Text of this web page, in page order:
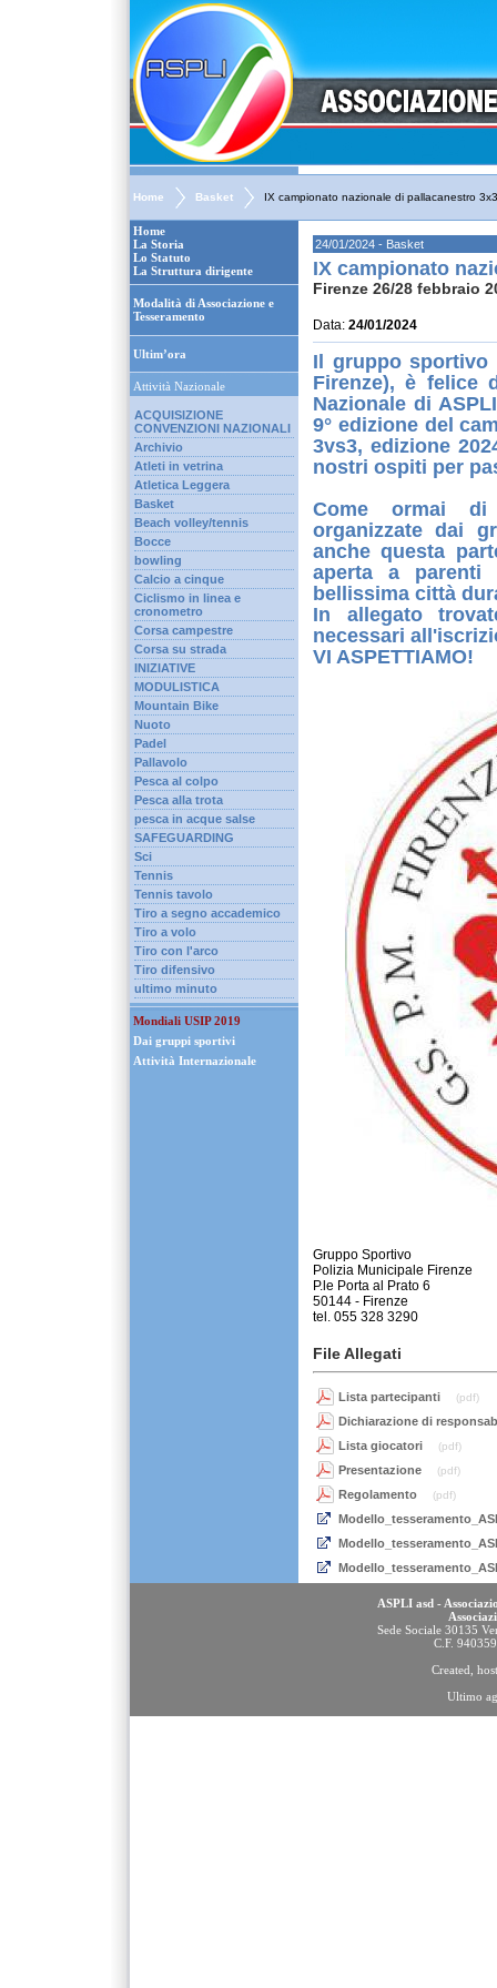
Home Basket IX campionato nazionale di pallacanestro 3x3
Home
La Storia
Lo Statuto
La Struttura dirigente
Modalità di Associazione e
Tesseramento
Ultim’ora
Attività Nazionale
ACQUISIZIONE
CONVENZIONI NAZIONALI
Archivio
Atleti in vetrina
Atletica Leggera
Basket
Beach volley/tennis
Bocce
bowling
Calcio a cinque
Ciclismo in linea e
cronometro
Corsa campestre
Corsa su strada
INIZIATIVE
MODULISTICA
Mountain Bike
Nuoto
Padel
Pallavolo
Pesca al colpo
Pesca alla trota
pesca in acque salse
SAFEGUARDING
Sci
Tennis
Tennis tavolo
Tiro a segno accademico
Tiro a volo
Tiro con l'arco
Tiro difensivo
ultimo minuto
Mondiali USIP 2019
Dai gruppi sportivi
Attività Internazionale
24/01/2024 - Basket
IX campionato
Firenze 26/28 febbraio
Data: 24/01/2024
Il gruppo sportivo
Firenze), è felice
Nazionale di
9° edizione del
3vs3, edizione
nostri ospiti per
Come ormai di
organizzate dai
anche questa
aperta a parenti
bellissima città
In allegato
necessari
VI ASPETTIAMO!
Gruppo Sportivo
Polizia Municipale Firenze
P.le Porta al Prato 6
50144 - Firenze
tel. 055 328 3290
File Allegati
Lista partecipanti (pdf)
Dichiarazione di
Lista giocatori
(pdf)
Presentazione (pdf)
Regolamento (pdf)
ASPLI asd -
Sede Sociale 30135
C.F.
Created,
Ultimo